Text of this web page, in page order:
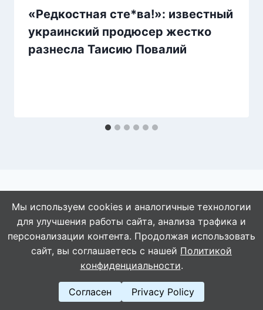
«Редкостная сте*ва!»: известный
украинский продюсер жестко
разнесла Таисию Повалий
© 2026 АбАлдеть!
Мы используем cookies и аналогичные технологии
для улучшения работы сайта, анализа трафика и
персонализации контента. Продолжая использовать
сайт, вы соглашаетесь с нашей Политикой
конфиденциальности.
Согласен Privacy Policy